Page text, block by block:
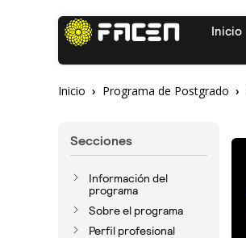
Inicio
Inicio Programa de Postgrado
Secciones
Información del
programa
Sobre el programa
Perfil profesional